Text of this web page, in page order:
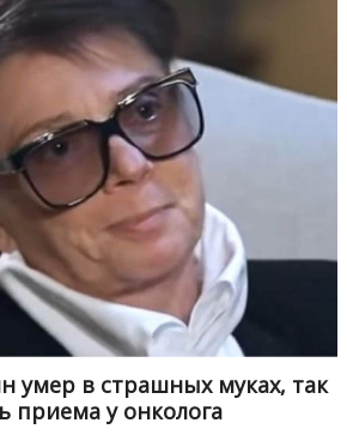
умер в страшных муках, так
приема у онколога